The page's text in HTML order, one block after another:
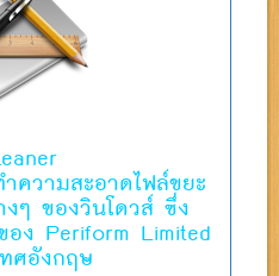
ความสะอาดไฟล์ขยะ
งๆ ของวินโดวส์ ซึ่ง
ง Periform Limited
ศอังกฤษ